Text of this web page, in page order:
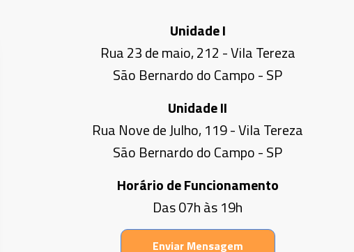
Unidade I
Rua 23 de maio, 212 - Vila Tereza
São Bernardo do Campo - SP
Unidade II
Rua Nove de Julho, 119 - Vila Tereza
São Bernardo do Campo - SP
Horário de Funcionamento
Das 07h às 19h
Enviar Mensagem